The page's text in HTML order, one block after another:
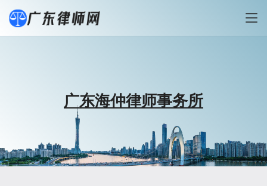
广东海仲律师事务所